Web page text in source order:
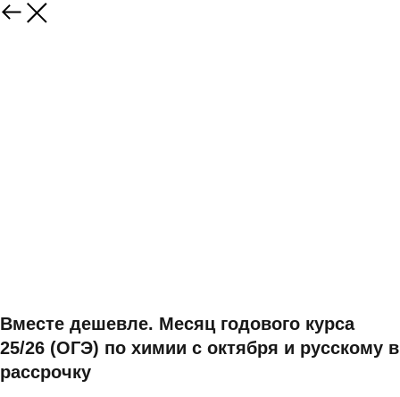
Вместе дешевле. Месяц годового курса
25/26 (ОГЭ) по химии с октября и русскому в
рассрочку